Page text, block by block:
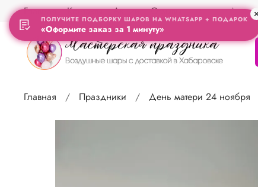
Главная Контакты Акции Отзывы
Главная Праздники День матери 24 ноября
ПОЛУЧИТЕ ПОДБОРКУ ШАРОВ НА WHATSAPP + ПОДАРОК
«Оформите заказ за 1 минуту»